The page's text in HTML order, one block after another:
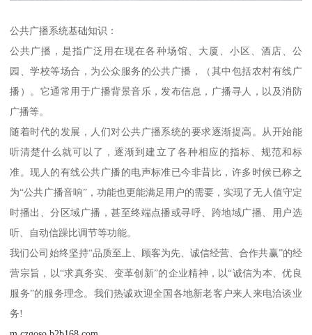
公共广播系统基础知识：
公共广播，是指广泛用在现在各种场馆、大厦、小区、酒店、公
园、学校等场合，为公众服务的公共广播，（其中包括农村有线广
播）。它通常用于广播背景音乐，发布信息，广播寻人，以及消防
广播等。
随着时代的发展，人们对公共广播系统的要求逐渐提高。从开始能
听清楚什么就可以了，逐渐到建立了各种相应的指标、规范和标
准。现人的有线公共广播的电声标准已今非昔比，许多时候已称之
为“公共广播音响”，功能也更能满足用户的需要，实现了无人值守定
时播出、分区域广播，甚至终端点播或寻呼、跨地域广播、用户选
听、自动信躁比调节等功能。
我们公司始终坚持“品质至上、顾客为先、诚信经营、合作共赢”的经
营宗旨，以“求真务实、变革创新”的企业精神，以“诚信为本、优良
服务”的服务理念。我们热诚欢迎全国各地新老客户来人来电洽谈业
务!